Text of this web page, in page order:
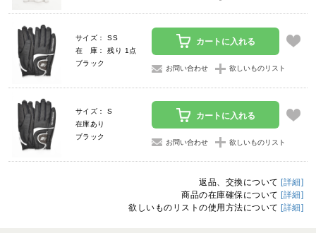
サイズ： SS
在 庫： 残り 1点
ブラック
カートに入れる
お問い合わせ 欲しいものリスト
サイズ： S
在庫あり
ブラック
カートに入れる
お問い合わせ 欲しいものリスト
返品、交換について [詳細]
商品の在庫確保について [詳細]
欲しいものリストの使用方法について [詳細]